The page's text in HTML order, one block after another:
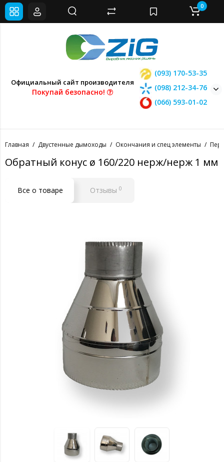
Официальный сайт производителя
Покупай безопасно!
(093) 170-53-35
(098) 212-34-76
(066) 593-01-02
0
Главная Двустенные дымоходы Окончания и спец элементы
Обратный конус ø 160/220 нерж/нерж 1 мм
Все о товаре Отзывы 0